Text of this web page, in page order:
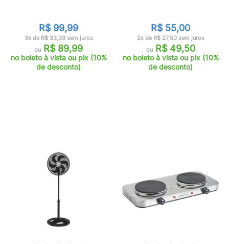
R$ 99,99
3x de R$ 33,33 sem juros
ou R$ 89,99
no boleto à vista ou pix (10%
de desconto)
R$ 55,00
2x de R$ 27,50 sem juros
ouR$ 49,50
no boleto à vista ou pix (10%
de desconto)